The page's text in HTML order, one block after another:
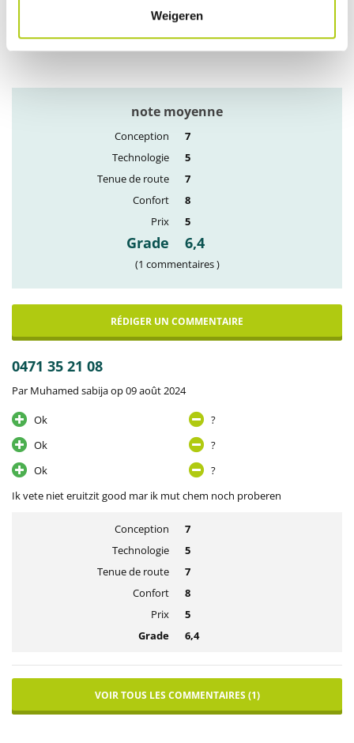
Weigeren
vous utiliserez naturellement chaque jour. Un choix idéal pour ceux
qui recherchent une fatbike électrique performante, toujours prête à
note moyenne
Conception
7
Technologie
5
Tenue de route
7
Confort
8
Prix
5
Grade 6,4
(1 commentaires )
RÉDIGER UN COMMENTAIRE
0471 35 21 08
Par Muhamed sabija op 09 août 2024
Ok
Ok
Ok
?
?
?
Ik vete niet eruitzit good mar ik mut chem noch proberen
Conception
7
Technologie
5
Tenue de route
7
Confort
8
Prix
5
Grade
6,4
VOIR TOUS LES COMMENTAIRES (1)